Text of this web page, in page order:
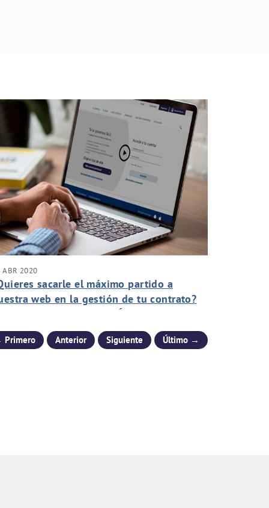
ABR 2020
sacarle el máximo partido a
web en la gestión de tu contrato?
video Registro en el Área de Clientes)
Anterior Siguiente Último →